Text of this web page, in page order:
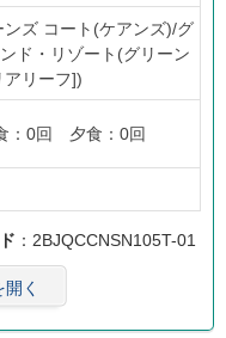
ズ コート(ケアンズ)/グ
ド・リゾート(グリーン
リーフ])
：0回 夕食：0回
：2BJQCCNSN105T-01
く